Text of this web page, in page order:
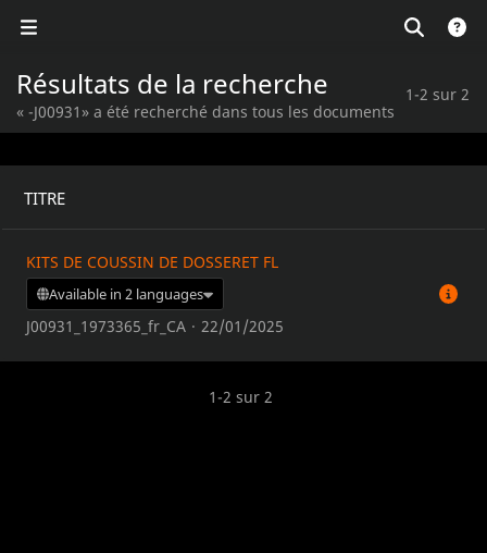
Résultats de la recherche
« -J00931» a été recherché dans tous les documents
1-2 sur 2
TITRE
KITS DE COUSSIN DE DOSSERET FL
Available in 2 languages
J00931_1973365_fr_CA · 22/01/2025
1-2 sur 2